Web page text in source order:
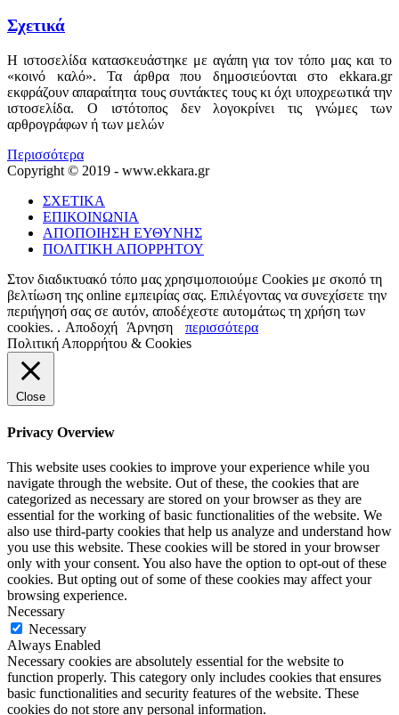
Σχετικά
Η ιστοσελίδα κατασκευάστηκε με αγάπη για τον τόπο μας και το
«κοινό καλό». Τα άρθρα που δημοσιεύονται στο ekkara.gr
εκφράζουν απαραίτητα τους συντάκτες τους κι όχι υποχρεωτικά την
ιστοσελίδα. Ο ιστότοπος δεν λογοκρίνει τις γνώμες των
αρθρογράφων ή των μελών
Περισσότερα
Copyright © 2019 - www.ekkara.gr
ΣΧΕΤΙΚΑ
ΕΠΙΚΟΙΝΩΝΙΑ
ΑΠΟΠΟΙΗΣΗ ΕΥΘΥΝΗΣ
ΠΟΛΙΤΙΚΗ ΑΠΟΡΡΗΤΟΥ
Στον διαδικτυακό τόπο μας χρησιμοποιούμε Cookies με σκοπό τη
βελτίωση της online εμπειρίας σας. Επιλέγοντας να συνεχίσετε την
περιήγησή σας σε αυτόν, αποδέχεστε αυτομάτως τη χρήση των
cookies. . Αποδοχή Άρνηση
περισσότερα
Πολιτική Απορρήτου & Cookies
Close
Privacy Overview
This website uses cookies to improve your experience while you
navigate through the website. Out of these, the cookies that are
categorized as necessary are stored on your browser as they are
essential for the working of basic functionalities of the website. We
also use third-party cookies that help us analyze and understand how
you use this website. These cookies will be stored in your browser
only with your consent. You also have the option to opt-out of these
cookies. But opting out of some of these cookies may affect your
browsing experience.
Necessary
Necessary
Always Enabled
Necessary cookies are absolutely essential for the website to
function properly. This category only includes cookies that ensures
basic functionalities and security features of the website. These
cookies do not store any personal information.